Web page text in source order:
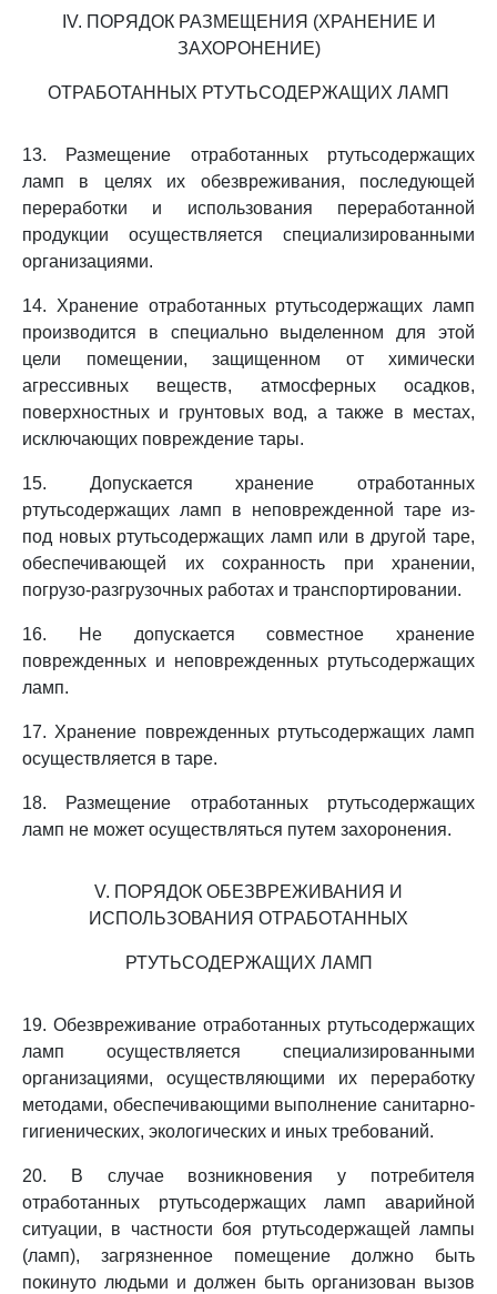
IV. ПОРЯДОК РАЗМЕЩЕНИЯ (ХРАНЕНИЕ И
ЗАХОРОНЕНИЕ)
ОТРАБОТАННЫХ РТУТЬСОДЕРЖАЩИХ ЛАМП
13. Размещение отработанных ртутьсодержащих
ламп в целях их обезвреживания, последующей
переработки и использования переработанной
продукции осуществляется специализированными
организациями.
14. Хранение отработанных ртутьсодержащих ламп
производится в специально выделенном для этой
цели помещении, защищенном от химически
агрессивных веществ, атмосферных осадков,
поверхностных и грунтовых вод, а также в местах,
исключающих повреждение тары.
15. Допускается хранение отработанных
ртутьсодержащих ламп в неповрежденной таре из-
под новых ртутьсодержащих ламп или в другой таре,
обеспечивающей их сохранность при хранении,
погрузо-разгрузочных работах и транспортировании.
16. Не допускается совместное хранение
поврежденных и неповрежденных ртутьсодержащих
ламп.
17. Хранение поврежденных ртутьсодержащих ламп
осуществляется в таре.
18. Размещение отработанных ртутьсодержащих
ламп не может осуществляться путем захоронения.
V. ПОРЯДОК ОБЕЗВРЕЖИВАНИЯ И
ИСПОЛЬЗОВАНИЯ ОТРАБОТАННЫХ
РТУТЬСОДЕРЖАЩИХ ЛАМП
19. Обезвреживание отработанных ртутьсодержащих
ламп осуществляется специализированными
организациями, осуществляющими их переработку
методами, обеспечивающими выполнение санитарно-
гигиенических, экологических и иных требований.
20. В случае возникновения у потребителя
отработанных ртутьсодержащих ламп аварийной
ситуации, в частности боя ртутьсодержащей лампы
(ламп), загрязненное помещение должно быть
покинуто людьми и должен быть организован вызов